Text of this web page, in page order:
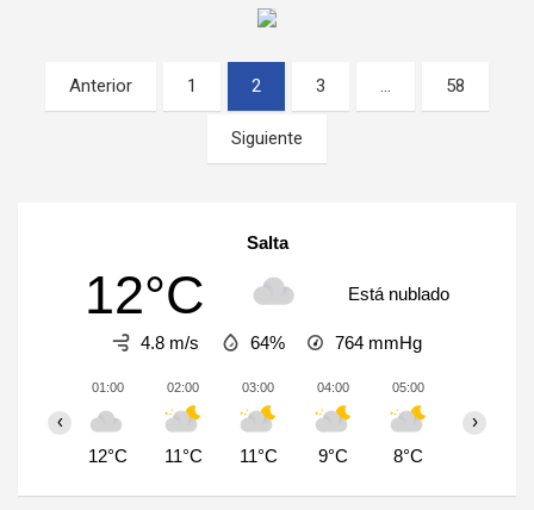
Paginación
de
Anterior 1 2 3 … 58
Siguiente
Salta
12°C Está nublado
4.8 m/s 64% 764 mmHg
01:00
12°C
02:00
11°C
03:00
11°C
04:00
9°C
05:00
8°C
‹ ›